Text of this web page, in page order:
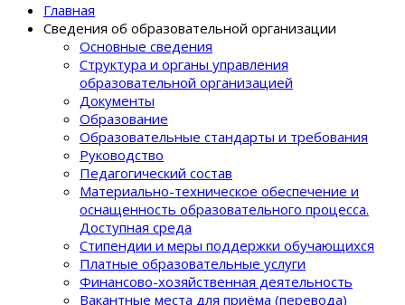
Главная
Сведения об образовательной организации
Основные сведения
Структура и органы управления
образовательной организацией
Документы
Образование
Образовательные стандарты и требования
Руководство
Педагогический состав
Материально-техническое обеспечение и
оснащенность образовательного процеcса.
Доступная среда
Стипендии и меры поддержки обучающихся
Платные образовательные услуги
Финансово-хозяйственная деятельность
Вакантные места для приёма (перевода)